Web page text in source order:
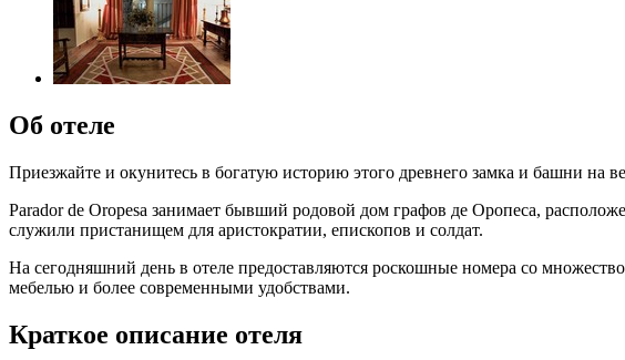
Об отеле
Приезжайте и окунитесь в богатую историю этого древнего замка и башни
Parador de Oropesa занимает бывший родовой дом графов де Оропеса,
служили пристанищем для аристократии, епископов и солдат.
На сегодняшний день в отеле предоставляются роскошные номера со
мебелью и более современными удобствами.
Краткое описание отеля